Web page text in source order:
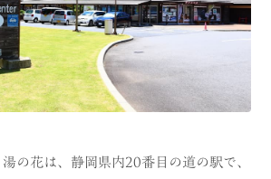
の花は、静岡県内20番目の道の駅で、